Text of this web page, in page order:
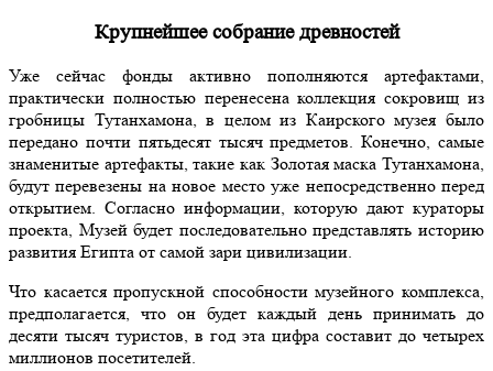
Крупнейшее собрание древностей
Уже сейчас фонды активно пополняются артефактами,
практически полностью перенесена коллекция сокровищ из
гробницы Тутанхамона, в целом из Каирского музея было
передано почти пятьдесят тысяч предметов. Конечно, самые
знаменитые артефакты, такие как Золотая маска Тутанхамона,
будут перевезены на новое место уже непосредственно перед
открытием. Согласно информации, которую дают кураторы
проекта, Музей будет последовательно представлять историю
развития Египта от самой зари цивилизации.
Что касается пропускной способности музейного комплекса,
предполагается, что он будет каждый день принимать до
десяти тысяч туристов, в год эта цифра составит до четырех
миллионов посетителей.